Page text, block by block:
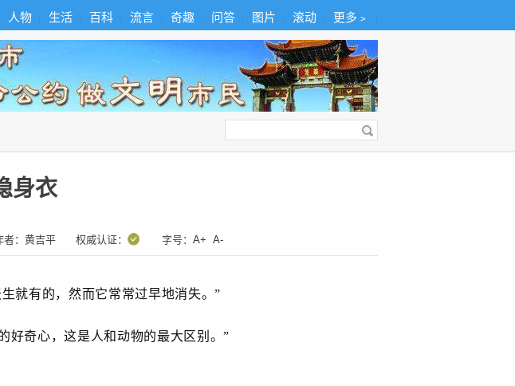
人物 生活 百科 流言 奇趣 问答 图片 滚动 更多﹥
身衣
者： 黄吉平 权威认证： 字号： A+ A-
就有的，然而它常常过早地消失。”
好奇心，这是人和动物的最大区别。”